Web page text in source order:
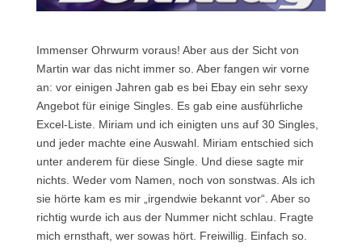
Immenser Ohrwurm voraus! Aber aus der Sicht von
Martin war das nicht immer so. Aber fangen wir vorne
an: vor einigen Jahren gab es bei Ebay ein sehr sexy
Angebot für einige Singles. Es gab eine ausführliche
Excel-Liste. Miriam und ich einigten uns auf 30 Singles,
und jeder machte eine Auswahl. Miriam entschied sich
unter anderem für diese Single. Und diese sagte mir
nichts. Weder vom Namen, noch von sonstwas. Als ich
sie hörte kam es mir „irgendwie bekannt vor“. Aber so
richtig wurde ich aus der Nummer nicht schlau. Fragte
mich ernsthaft, wer sowas hört. Freiwillig. Einfach so.